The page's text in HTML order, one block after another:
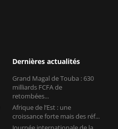
Dernières actualités
Grand Magal de Touba : 630
milliards FCFA de
retombées...
Afrique de l’Est : une
croissance forte mais des réf...